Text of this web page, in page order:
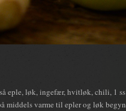
eple, løk, ingefær, hvitløk, chili, 1
middels varme til epler og løk